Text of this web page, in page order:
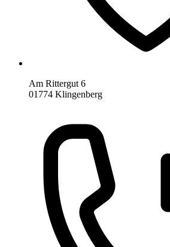
Am Rittergut 6
01774 Klingenberg